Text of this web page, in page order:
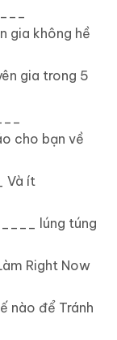
gia không hề
gia trong 5
cho bạn về
Và ít
lúng túng
Right Now
nào để Tránh